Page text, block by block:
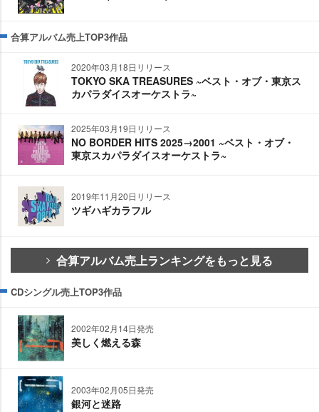
合算アルバム売上TOP3作品
2020年03月18日リリース
TOKYO SKA TREASURES ~ベスト・オブ・東京ス
カパラダイスオーケストラ~
2025年03月19日リリース
NO BORDER HITS 2025→2001 ~ベスト・オブ・
東京スカパラダイスオーケストラ~
2019年11月20日リリース
ツギハギカラフル
合算アルバム売上ランキングをもっと見る
CDシングル売上TOP3作品
2002年02月14日発売
美しく燃える森
2003年02月05日発売
銀河と迷路